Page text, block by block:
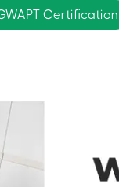
Certification